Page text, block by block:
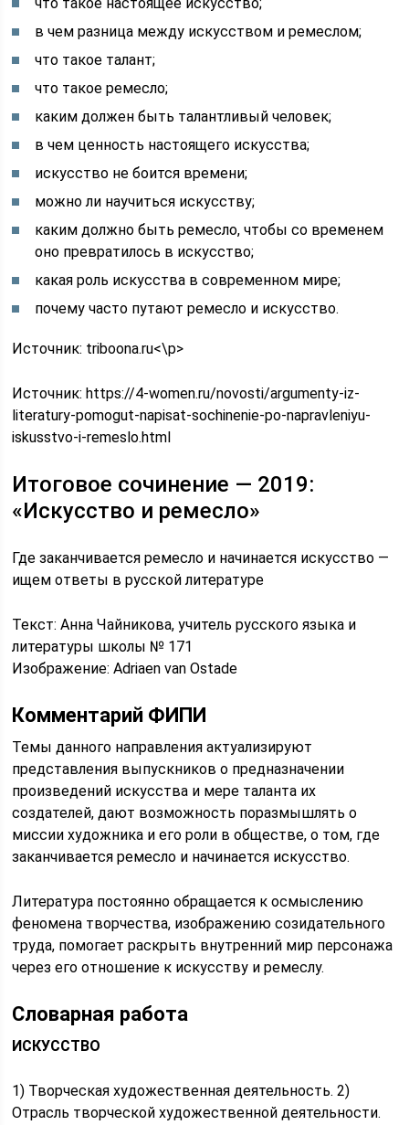
в чем разница между искусством и ремеслом;
что такое талант;
что такое ремесло;
каким должен быть талантливый человек;
в чем ценность настоящего искусства;
искусство не боится времени;
можно ли научиться искусству;
каким должно быть ремесло, чтобы со временем
оно превратилось в искусство;
какая роль искусства в современном мире;
почему часто путают ремесло и искусство.
Источник: triboona.ru<\p>
Источник: https://4-women.ru/novosti/argumenty-iz-
literatury-pomogut-napisat-sochinenie-po-napravleniyu-
iskusstvo-i-remeslo.html
Итоговое сочинение — 2019:
«Искусство и ремесло»
Где заканчивается ремесло и начинается искусство —
ищем ответы в русской литературе
Текст: Анна Чайникова, учитель русского языка и
литературы школы № 171
Изображение: Adriaen van Ostade
Комментарий ФИПИ
Темы данного направления актуализируют
представления выпускников о предназначении
произведений искусства и мере таланта их
создателей, дают возможность поразмышлять о
миссии художника и его роли в обществе, о том, где
заканчивается ремесло и начинается искусство.
Литература постоянно обращается к осмыслению
феномена творчества, изображению созидательного
труда, помогает раскрыть внутренний мир персонажа
через его отношение к искусству и ремеслу.
Словарная работа
ИСКУССТВО
1) Творческая художественная деятельность. 2)
Отрасль творческой художественной деятельности.